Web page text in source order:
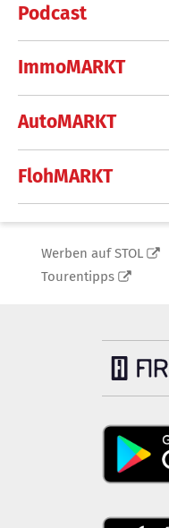
Podcast
ImmoMARKT
AutoMARKT
FlohMARKT
Werben auf STOL
Tourentipps